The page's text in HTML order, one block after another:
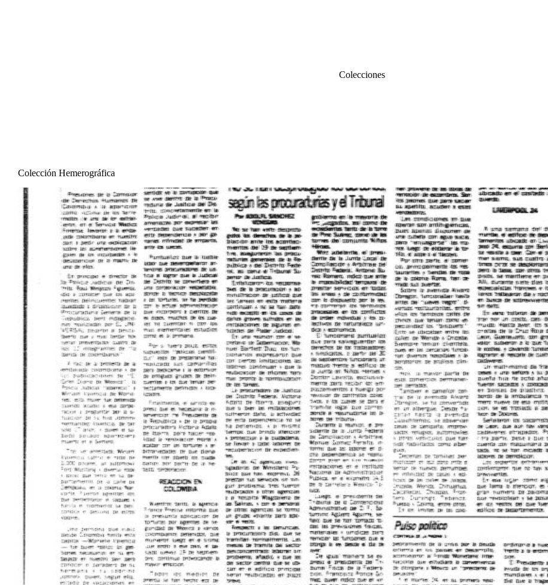
Colecciones
Colección Hemerográfica